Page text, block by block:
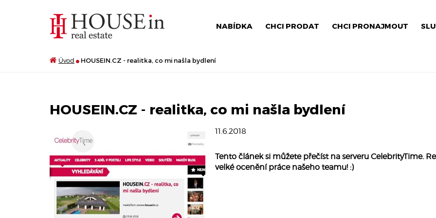
NABÍDKA CHCI PRODAT CHCI PRONAJMOUT
Úvod HOUSEIN.CZ - realitka, co mi našla bydlení
HOUSEIN.CZ - realitka, co mi našla bydlení
11.6.2018
Tento článek si můžete přečíst na serveru CelebrityTime.
velké ocenění práce našeho teamu! :)